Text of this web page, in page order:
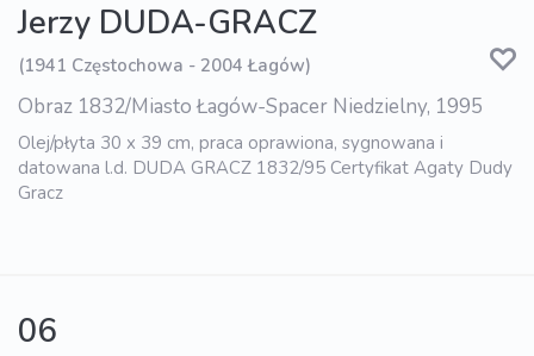
Jerzy DUDA-GRACZ
(1941 Częstochowa - 2004 Łagów)
Obraz 1832/Miasto Łagów-Spacer Niedzielny, 1995
Olej/płyta 30 x 39 cm, praca oprawiona, sygnowana i
datowana l.d. DUDA GRACZ 1832/95 Certyfikat Agaty Dudy
Gracz
06